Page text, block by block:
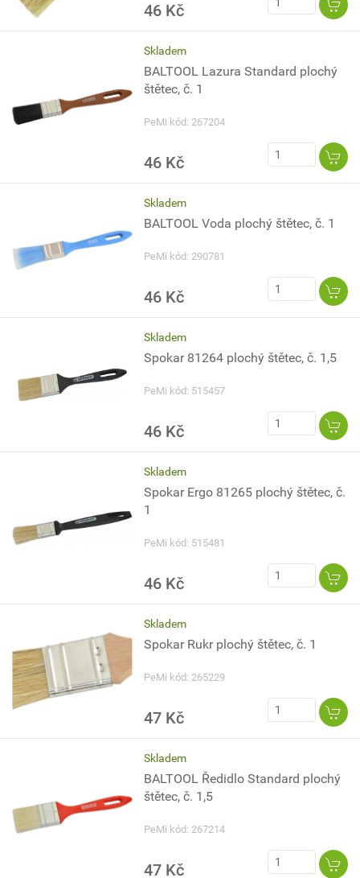
46 Kč
Skladem
BALTOOL Lazura Standard plochý
štětec, č. 1
PeMi kód: 267204
46 Kč
Skladem
BALTOOL Voda plochý štětec, č. 1
PeMi kód: 290781
46 Kč
Skladem
Spokar 81264 plochý štětec, č. 1,5
PeMi kód: 515457
46 Kč
Skladem
Spokar Ergo 81265 plochý štětec, č.
1
PeMi kód: 515481
46 Kč
Skladem
Spokar Rukr plochý štětec, č. 1
PeMi kód: 265229
47 Kč
Skladem
BALTOOL Ředidlo Standard plochý
štětec, č. 1,5
PeMi kód: 267214
47 Kč